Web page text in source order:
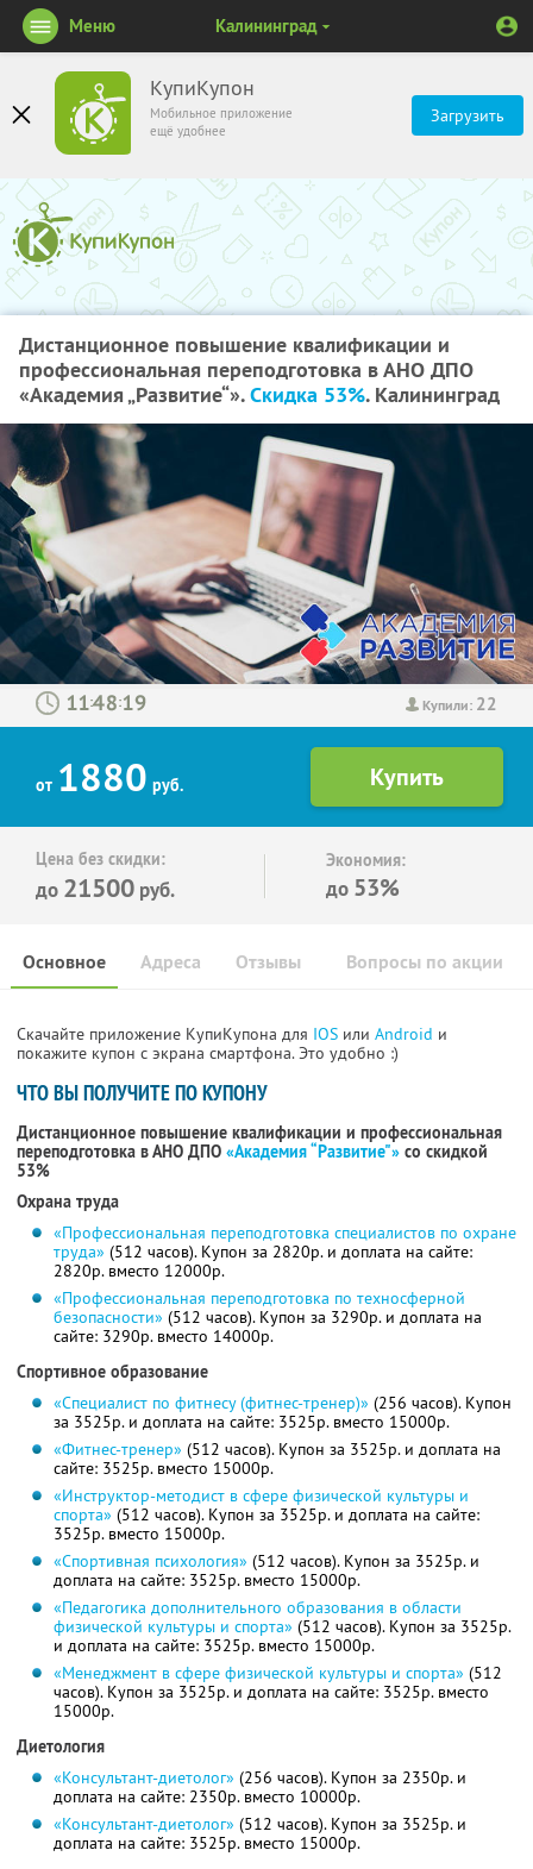
КупиКупон
Мобильное приложение
ещё удобнее
Загрузить
Меню Калининград
Дистанционное повышение квалификации и
профессиональная переподготовка в АНО ДПО
«Академия „Развитие“».Скидка 53%. Калининград
Купили: 22
: :
от 1880 руб.
Цена без скидки:
до 21500 руб.
Экономия:
до 53%
Основное Отзывы Вопросы по акции
Адреса
Скачайте приложение КупиКупона для IOS или Android и
покажите купон с экрана смартфона. Это удобно :)
ЧТО ВЫ ПОЛУЧИТЕ ПО КУПОНУ
Дистанционное повышение квалификации и профессиональная
переподготовка в АНО ДПО «Академия “Развитие"» со скидкой
53%
Охрана труда
«Профессиональная переподготовка специалистов по охране
труда» (512 часов). Купон за 2820р. и доплата на сайте:
2820р. вместо 12000р.
«Профессиональная переподготовка по техносферной
безопасности» (512 часов). Купон за 3290р. и доплата на
сайте: 3290р. вместо 14000р.
Спортивное образование
«Специалист по фитнесу (фитнес-тренер)» (256 часов). Купон
за 3525р. и доплата на сайте: 3525р. вместо 15000р.
«Фитнес-тренер» (512 часов). Купон за 3525р. и доплата на
сайте: 3525р. вместо 15000р.
«Инструктор-методист в сфере физической культуры и
спорта» (512 часов). Купон за 3525р. и доплата на сайте:
3525р. вместо 15000р.
«Спортивная психология» (512 часов). Купон за 3525р. и
доплата на сайте: 3525р. вместо 15000р.
«Педагогика дополнительного образования в области
физической культуры и спорта» (512 часов). Купон за 3525р.
и доплата на сайте: 3525р. вместо 15000р.
«Менеджмент в сфере физической культуры и спорта» (512
часов). Купон за 3525р. и доплата на сайте: 3525р. вместо
15000р.
Диетология
«Консультант-диетолог» (256 часов). Купон за 2350р. и
доплата на сайте: 2350р. вместо 10000р.
«Консультант-диетолог» (512 часов). Купон за 3525р. и
доплата на сайте: 3525р. вместо 15000р.